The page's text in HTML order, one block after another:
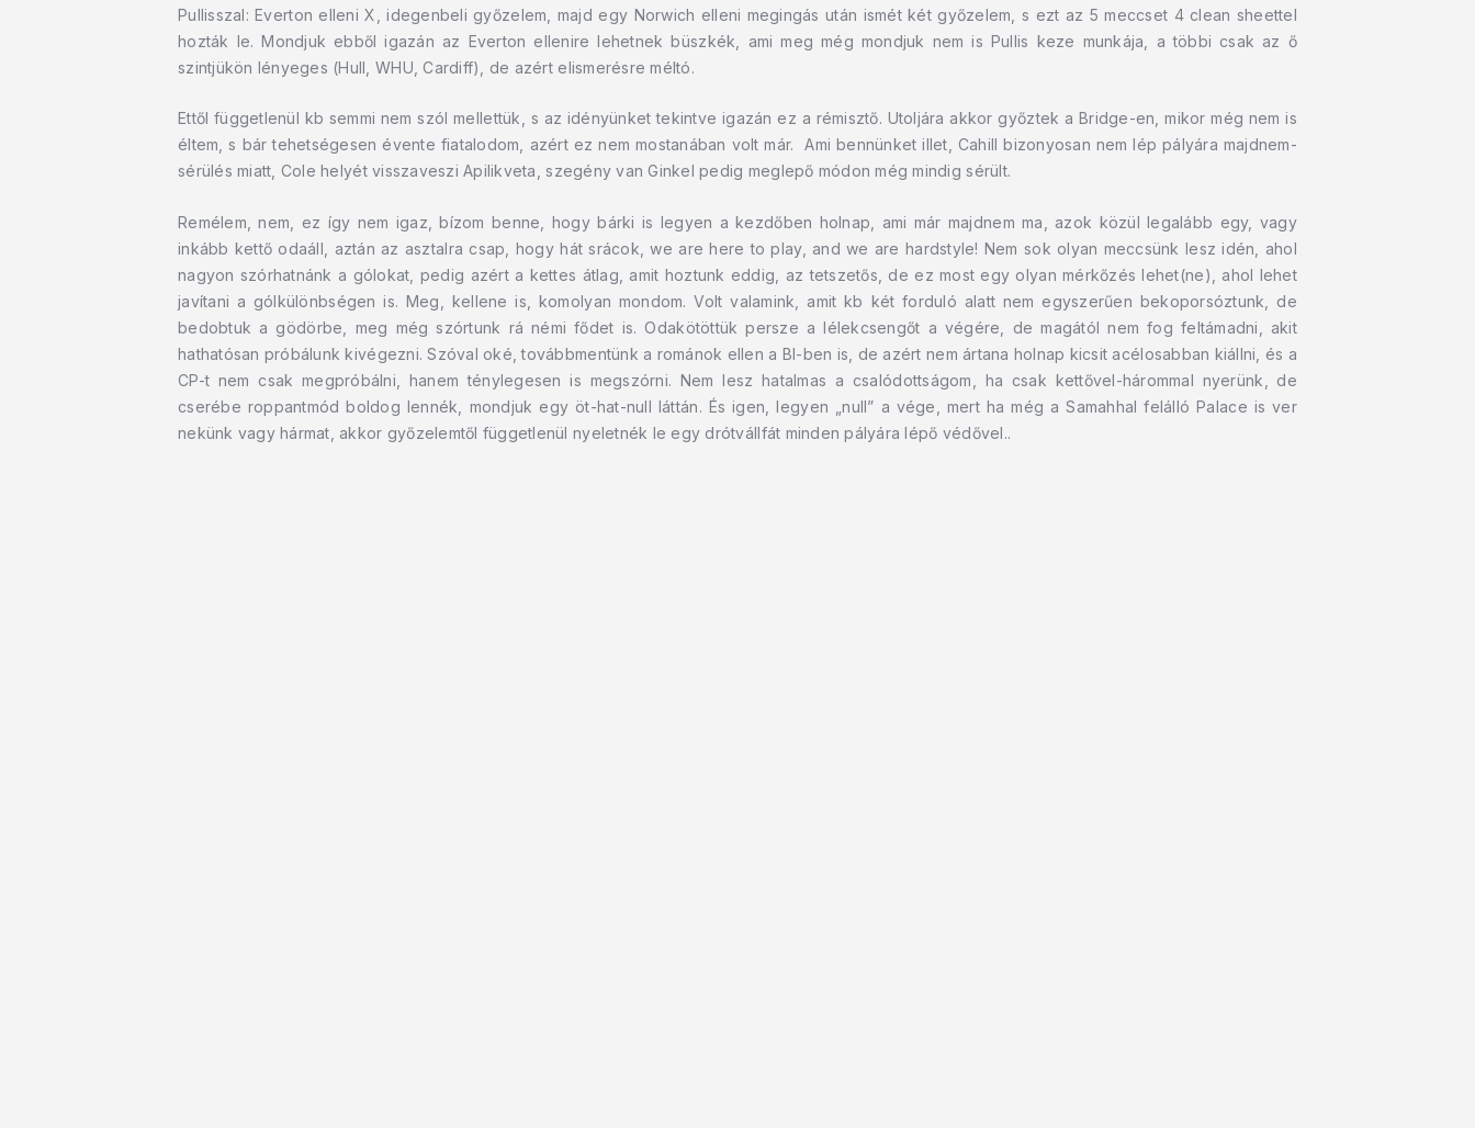
Pullisszal: Everton elleni X, idegenbeli győzelem, majd egy Norwich elleni megingás után ismét két győzelem, s ezt az 5 meccset 4 clean sheettel
hozták le. Mondjuk ebből igazán az Everton ellenire lehetnek büszkék, ami meg még mondjuk nem is Pullis keze munkája, a többi csak az ő
szintjükön lényeges (Hull, WHU, Cardiff), de azért elismerésre méltó.
Ettől függetlenül kb semmi nem szól mellettük, s az idényünket tekintve igazán ez a rémisztő. Utoljára akkor győztek a Bridge-en, mikor még nem is
éltem, s bár tehetségesen évente fiatalodom, azért ez nem mostanában volt már. Ami bennünket illet, Cahill bizonyosan nem lép pályára majdnem-
sérülés miatt, Cole helyét visszaveszi Apilikveta, szegény van Ginkel pedig meglepő módon még mindig sérült.
Remélem, nem, ez így nem igaz, bízom benne, hogy bárki is legyen a kezdőben holnap, ami már majdnem ma, azok közül legalább egy, vagy
inkább kettő odaáll, aztán az asztalra csap, hogy hát srácok, we are here to play, and we are hardstyle! Nem sok olyan meccsünk lesz idén, ahol
nagyon szórhatnánk a gólokat, pedig azért a kettes átlag, amit hoztunk eddig, az tetszetős, de ez most egy olyan mérkőzés lehet(ne), ahol lehet
javítani a gólkülönbségen is. Meg, kellene is, komolyan mondom. Volt valamink, amit kb két forduló alatt nem egyszerűen bekoporsóztunk, de
bedobtuk a gödörbe, meg még szórtunk rá némi fődet is. Odakötöttük persze a lélekcsengőt a végére, de magától nem fog feltámadni, akit
hathatósan próbálunk kivégezni. Szóval oké, továbbmentünk a románok ellen a Bl-ben is, de azért nem ártana holnap kicsit acélosabban kiállni, és a
CP-t nem csak megpróbálni, hanem ténylegesen is megszórni. Nem lesz hatalmas a csalódottságom, ha csak kettővel-hárommal nyerünk, de
cserébe roppantmód boldog lennék, mondjuk egy öt-hat-null láttán. És igen, legyen „null” a vége, mert ha még a Samahhal felálló Palace is ver
nekünk vagy hármat, akkor győzelemtől függetlenül nyeletnék le egy drótvállfát minden pályára lépő védővel..